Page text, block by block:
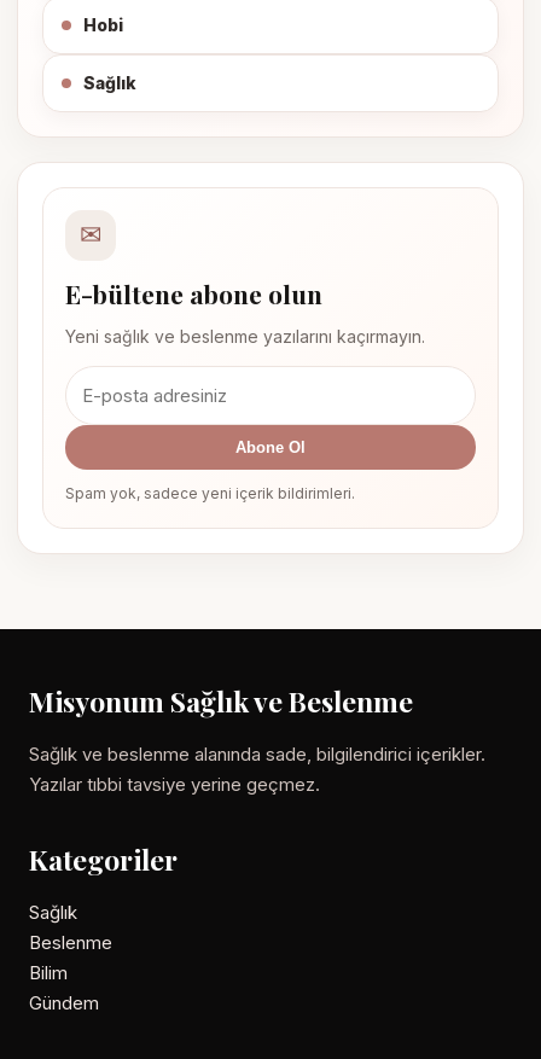
Hobi
Sağlık
✉
E-bültene abone olun
Yeni sağlık ve beslenme yazılarını kaçırmayın.
Abone Ol
Spam yok, sadece yeni içerik bildirimleri.
Misyonum Sağlık ve Beslenme
Sağlık ve beslenme alanında sade, bilgilendirici içerikler.
Yazılar tıbbi tavsiye yerine geçmez.
Kategoriler
Sağlık
Beslenme
Bilim
Gündem